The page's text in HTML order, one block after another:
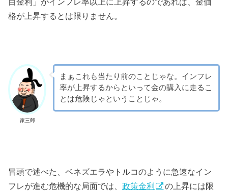
格が上昇するとは限りません。
家三郎
まぁこれも当たり前のことじゃな。インフレ
率が上昇するからといって金の購入に走るこ
とは危険じゃということじゃ。
冒頭で述べた、ベネズエラやトルコのように急速なイン
フレが進む危機的な局面では、政策金利
の上昇には限